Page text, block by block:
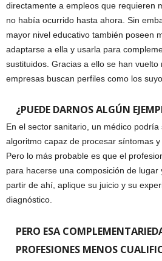
directamente a empleos que requieren
no había ocurrido hasta ahora. Sin
mayor nivel educativo también poseen
adaptarse a ella y usarla para
sustituidos. Gracias a ello se han vuelto
empresas buscan perfiles como los
¿PUEDE DARNOS ALGÚN
En el sector sanitario, un médico
algoritmo capaz de procesar síntomas
Pero lo más probable es que el
para hacerse una composición de lugar
partir de ahí, aplique su juicio y su
diagnóstico.
PERO ESA
PROFESIONES MENOS